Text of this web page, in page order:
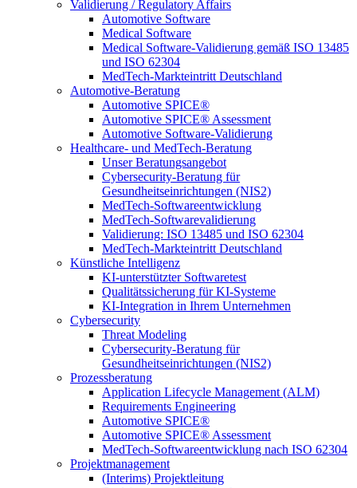
Validierung / Regulatory Affairs
Automotive Software
Medical Software
Medical Software-Validierung gemäß ISO 13485
und ISO 62304
MedTech-Markteintritt Deutschland
Automotive-Beratung
Automotive SPICE®
Automotive SPICE® Assessment
Automotive Software-Validierung
Healthcare- und MedTech-Beratung
Unser Beratungsangebot
Cybersecurity-Beratung für
Gesundheitseinrichtungen (NIS2)
MedTech-Softwareentwicklung
MedTech-Softwarevalidierung
Validierung: ISO 13485 und ISO 62304
MedTech-Markteintritt Deutschland
Künstliche Intelligenz
KI-unterstützter Softwaretest
Qualitätssicherung für KI-Systeme
KI-Integration in Ihrem Unternehmen
Cybersecurity
Threat Modeling
Cybersecurity-Beratung für
Gesundheitseinrichtungen (NIS2)
Prozessberatung
Application Lifecycle Management (ALM)
Requirements Engineering
Automotive SPICE®
Automotive SPICE® Assessment
MedTech-Softwareentwicklung nach ISO 62304
Projektmanagement
(Interims) Projektleitung